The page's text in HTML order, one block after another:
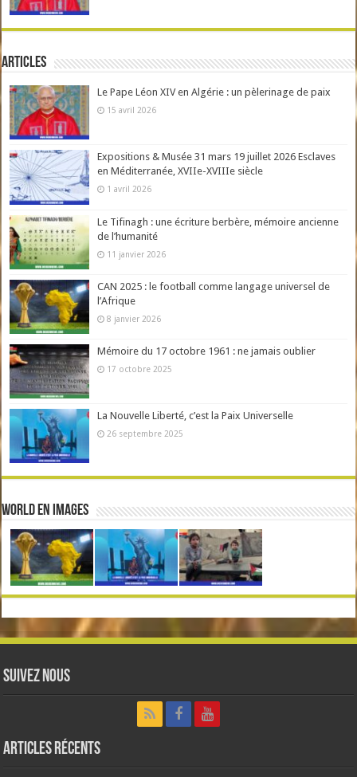
Articles
Le Pape Léon XIV en Algérie : un pèlerinage de paix
15 avril 2026
Expositions & Musée 31 mars 19 juillet 2026 Esclaves
en Méditerranée, XVIIe-XVIIIe siècle
1 avril 2026
Le Tifinagh : une écriture berbère, mémoire ancienne
de l’humanité
11 janvier 2026
CAN 2025 : le football comme langage universel de
l’Afrique
8 janvier 2026
Mémoire du 17 octobre 1961 : ne jamais oublier
17 octobre 2025
La Nouvelle Liberté, c’est la Paix Universelle
26 septembre 2025
World en Images
Suivez nous
Articles récents